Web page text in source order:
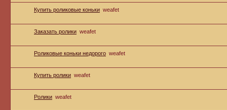
Купить роликовые коньки weafet
Заказать ролики weafet
Роликовые коньки недорого weafet
Купить ролики weafet
Ролики weafet